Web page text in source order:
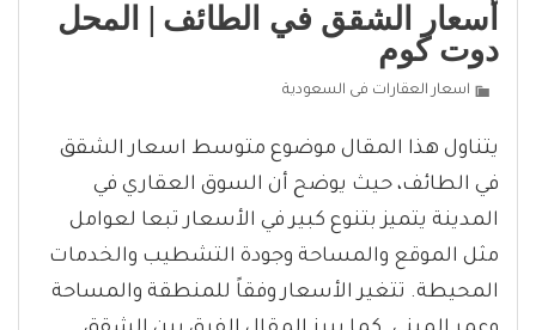
أسعار الشقق في الطائف | المحل
دوت كوم
اسعار العقارات فى السعودية
يتناول هذا المقال موضوع متوسط اسعار الشقق
في الطائف، حيث يوضح أن السوق العقاري في
المدينة يتميز بتنوع كبير في الأسعار تبعا لعوامل
مثل الموقع والمساحة وجودة التشطيب والخدمات
المحيطة. تتغير الأسعار وفقاً للمنطقة والمساحة